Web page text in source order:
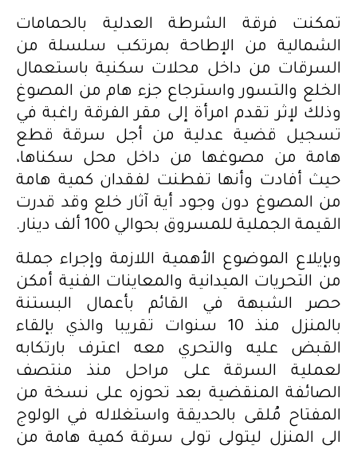
تمكنت فرقة الشرطة العدلية بالحمامات
الشمالية من الإطاحة بمرتكب سلسلة من
السرقات من داخل محلات سكنية باستعمال
الخلع والتسور واسترجاع جزء هام من المصوغ
وذلك لإثر تقدم امرأة إلى مقر الفرقة راغبة في
تسجيل قضية عدلية من أجل سرقة قطع
هامة من مصوغها من داخل محل سكناها،
حيث أفادت وأنها تفطنت لفقدان كمية هامة
من المصوغ دون وجود أية آثار خلع وقد قدرت
القيمة الجملية للمسروق بحوالي 100 ألف دينار.
وبإيلاع الموضوع الأهمية اللازمة وإجراء جملة
من التحريات الميدانية والمعاينات الفنية أمكن
حصر الشبهة في القائم بأعمال البستنة
بالمنزل منذ 10 سنوات تقريبا والذي بإلقاء
القبض عليه والتحري معه اعترف بارتكابه
لعملية السرقة على مراحل منذ منتصف
الصائفة المنقضية بعد تحوزه على نسخة من
المفتاح مُلقى بالحديقة واستغلاله في الولوج
الى المنزل ليتولى تولى سرقة كمية هامة من